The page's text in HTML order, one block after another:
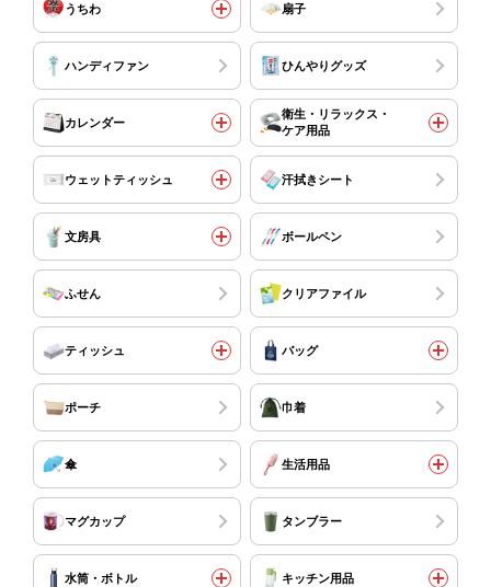
うちわ 扇子
ハンディファン ひんやりグッズ
カレンダー
衛生・リラックス・
ケア用品
ウェットティッシュ 汗拭きシート
文房具 ボールペン
ふせん クリアファイル
ティッシュ バッグ
ポーチ 巾着
傘 生活用品
マグカップ タンブラー
水筒・ボトル キッチン用品